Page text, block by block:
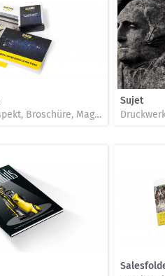
Druckwerke / Prospekt, Broschüre, Magazin, Folder, Katalog, Beilage
Sujet